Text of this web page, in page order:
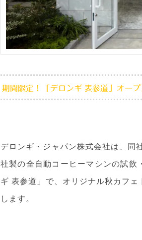
期間限定！「デロンギ 表参道」オープ
デロンギ・ジャパン株式会社は、同
社製の全自動コーヒーマシンの試
ギ 表参道」で、オリジナル秋カフ
します。